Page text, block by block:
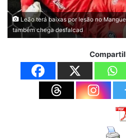
Leão terá baixas por lesão no
também chega desfalcad